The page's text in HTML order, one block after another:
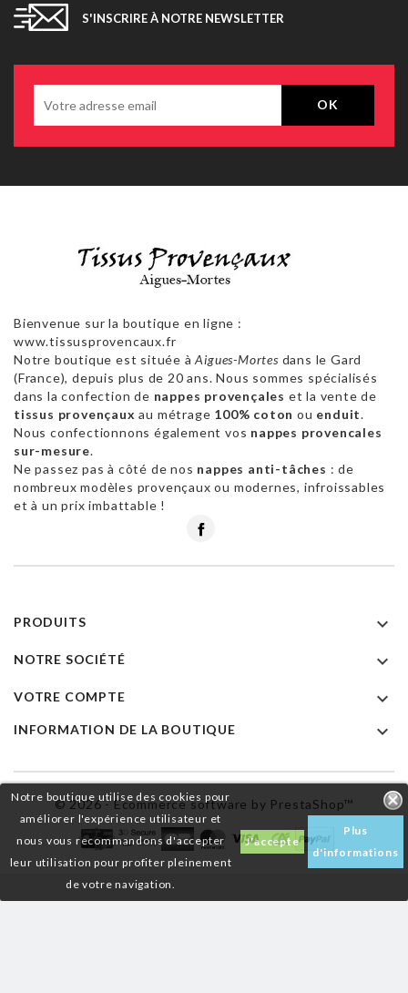
Notre boutique utilise des cookies pour
améliorer l'expérience utilisateur et
nous vous recommandons d'accepter
leur utilisation pour profiter pleinement
de votre navigation.
J'accepte
Plus
d'informations
S'INSCRIRE À NOTRE NEWSLETTER
Bienvenue sur la boutique en ligne :
www.tissusprovencaux.fr
Notre boutique est située àAigues-Mortes dans le Gard
(France), depuis plus de 20 ans. Nous sommes spécialisés
dans la confection de nappes provençales et la vente de
tissus provençaux au métrage 100% coton ou enduit.
Nous confectionnons également vos nappes provencales
sur-mesure.
Ne passez pas à côté de nos nappes anti-tâches : de
nombreux modèles provençaux ou modernes, infroissables
et à un prix imbattable !
PRODUITS 
NOTRE SOCIÉTÉ 
VOTRE COMPTE 
INFORMATION DE LA BOUTIQUE 
© 2026 - Ecommerce software by PrestaShop™